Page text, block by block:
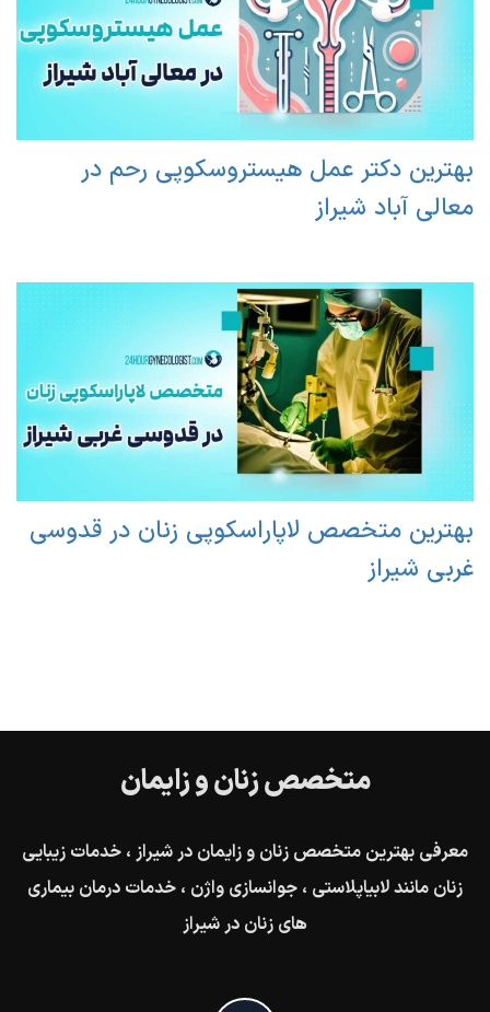
بهترین دکتر عمل هیستروسکوپی رحم در
معالی آباد شیراز
بهترین متخصص لاپاراسکوپی زنان در قدوسی
غربی شیراز
متخصص زنان و زایمان
معرفی بهترین متخصص زنان و زایمان در شیراز ، خدمات زیبایی
زنان مانند لابیاپلاستی ، جوانسازی واژن ، خدمات درمان بیماری
های زنان در شیراز